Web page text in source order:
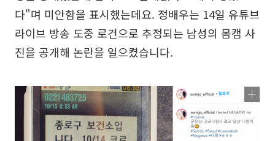
다"며 미안함을 표시했는데요. 정배우는 14일 유튜브
라이브 방송 도중 로건으로 추정되는 남성의 몸캠 사
진을 공개해 논란을 일으켰습니다.